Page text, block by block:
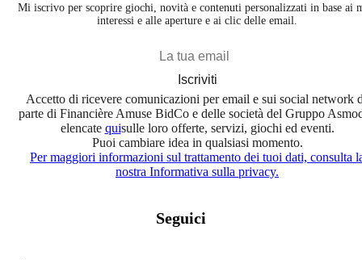
Mi iscrivo per scoprire giochi, novità e contenuti personalizzati in base ai
interessi e alle aperture e ai clic delle email.
Iscriviti
Accetto di ricevere comunicazioni per email e sui social network
parte di Financière Amuse BidCo e delle società del Gruppo
elencate quisulle loro offerte, servizi, giochi ed eventi.
Puoi cambiare idea in qualsiasi momento.
Per maggiori informazioni sul trattamento dei tuoi dati, consulta
nostra Informativa sulla privacy.
Seguici